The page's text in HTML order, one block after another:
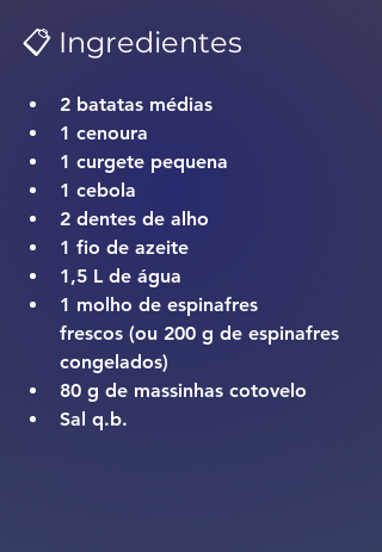
📋 Ingredientes
2 batatas médias
1 cenoura
1 curgete pequena
1 cebola
2 dentes de alho
1 fio de azeite
1,5 L de água
1 molho de espinafres
frescos (ou 200 g de espinafres
congelados)
80 g de massinhas cotovelo
Sal q.b.